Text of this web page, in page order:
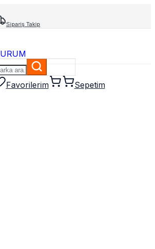
Sipariş Takip
Favorilerim Sepetim